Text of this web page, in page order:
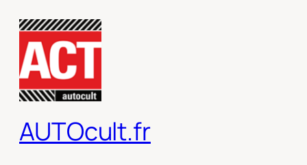
contenu
AUTOcult.fr